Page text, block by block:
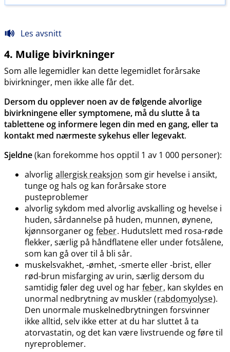
Les avsnitt
4. Mulige bivirkninger
Som alle legemidler kan dette legemidlet forårsake
bivirkninger, men ikke alle får det.
Dersom du opplever noen av de følgende alvorlige
bivirkningene eller symptomene, må du slutte å ta
tablettene og informere legen din med en gang, eller ta
kontakt med nærmeste sykehus eller legevakt.
Sjeldne(kan forekomme hos opptil 1 av 1 000 personer):
alvorlig allergisk reaksjon som gir hevelse i ansikt,
tunge og hals og kan forårsake store
pusteproblemer
alvorlig sykdom med alvorlig avskalling og hevelse i
huden, sårdannelse på huden, munnen, øynene,
kjønnsorganer og feber. Hudutslett med rosa-røde
flekker, særlig på håndflatene eller under fotsålene,
som kan gå over til å bli sår.
muskelsvakhet, -ømhet, -smerte eller -brist, eller
rød-brun misfarging av urin, særlig dersom du
samtidig føler deg uvel og har feber, kan skyldes en
unormal nedbrytning av muskler (rabdomyolyse).
Den unormale muskelnedbrytningen forsvinner
ikke alltid, selv ikke etter at du har sluttet å ta
atorvastatin, og det kan være livstruende og føre til
nyreproblemer.